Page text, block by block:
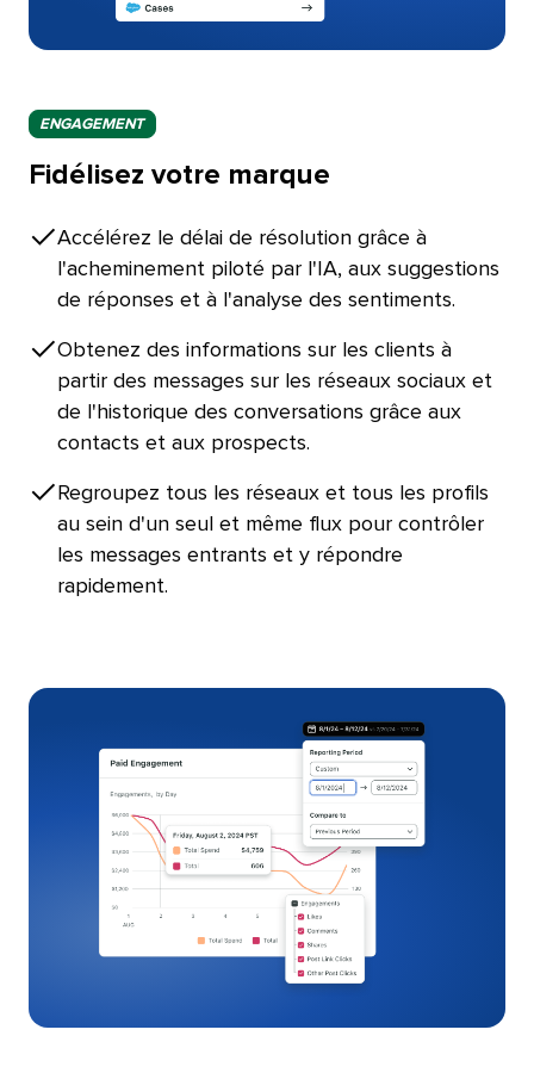
ENGAGEMENT​​
Fidélisez votre marque​​
Accélérez le délai de résolution grâce à
l'acheminement piloté par l'IA, aux suggestions
de réponses et à l'analyse des sentiments.​​
Obtenez des informations sur les clients à
partir des messages sur les réseaux sociaux et
de l'historique des conversations grâce aux
contacts et aux prospects.​​
Regroupez tous les réseaux et tous les profils
au sein d'un seul et même flux pour contrôler
les messages entrants et y répondre
rapidement.​​